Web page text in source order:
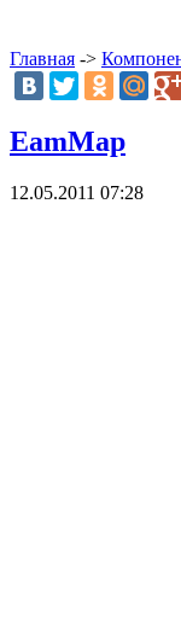
Главная ->
EamMap
12.05.2011 07:28